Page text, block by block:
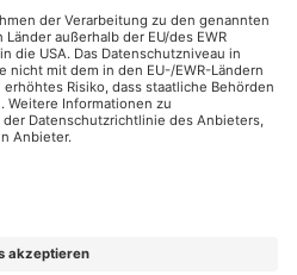
E-Mail:
herkert.de
Zahlung per
Rechnung